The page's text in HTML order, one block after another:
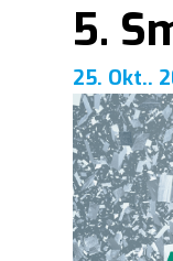
5.
25. Okt..